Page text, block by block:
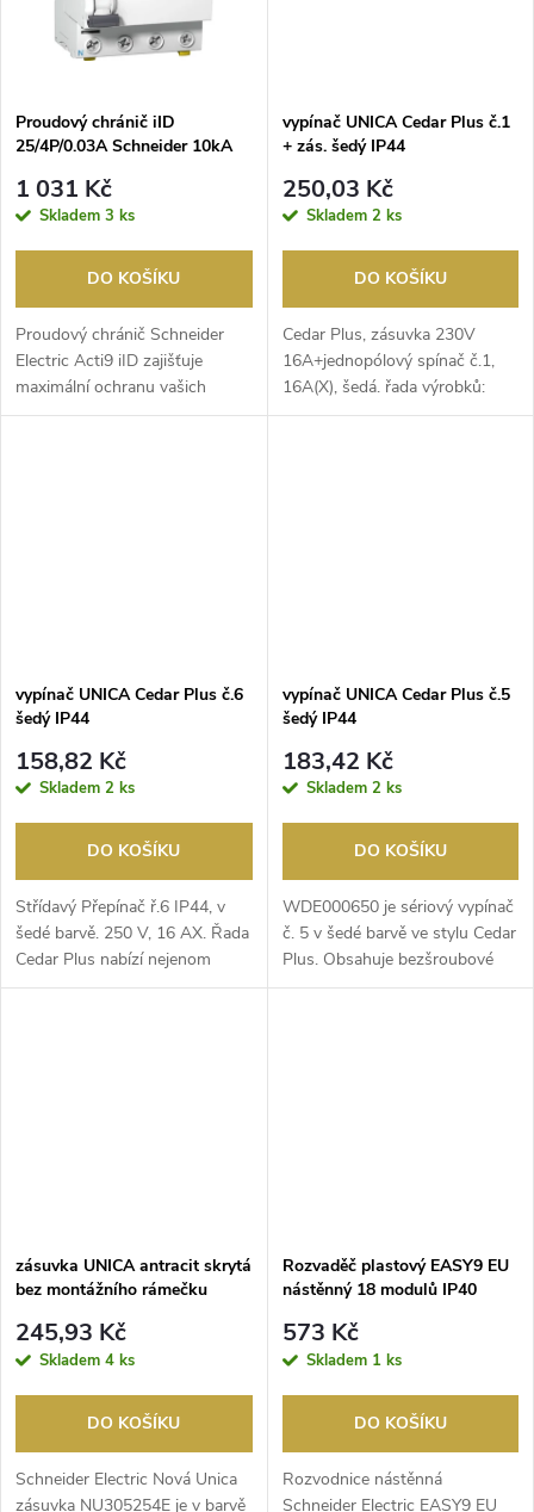
Proudový chránič iID
25/4P/0.03A Schneider 10kA
1 031 Kč
Skladem 3 ks
DO KOŠÍKU
Proudový chránič Schneider
Electric Acti9 iID zajišťuje
maximální ochranu vašich
elektrických obvodů...
vypínač UNICA Cedar Plus č.1
+ zás. šedý IP44
250,03 Kč
Skladem 2 ks
DO KOŠÍKU
Cedar Plus, zásuvka 230V
16A+jednopólový spínač č.1,
16A(X), šedá. řada výrobků:
Cedar Plus - úprava...
vypínač UNICA Cedar Plus č.6
šedý IP44
158,82 Kč
Skladem 2 ks
DO KOŠÍKU
Střídavý Přepínač ř.6 IP44, v
šedé barvě. 250 V, 16 AX. Řada
Cedar Plus nabízí nejenom
zvýšené krytí...
vypínač UNICA Cedar Plus č.5
šedý IP44
183,42 Kč
Skladem 2 ks
DO KOŠÍKU
WDE000650 je sériový vypínač
č. 5 v šedé barvě ve stylu Cedar
Plus. Obsahuje bezšroubové
svorky.
zásuvka UNICA antracit skrytá
bez montážního rámečku
245,93 Kč
Skladem 4 ks
DO KOŠÍKU
Schneider Electric Nová Unica
zásuvka NU305254E je v barvě
Rozvaděč plastový EASY9 EU
nástěnný 18 modulů IP40
573 Kč
Skladem 1 ks
DO KOŠÍKU
Rozvodnice nástěnná
Schneider Electric EASY9 EU